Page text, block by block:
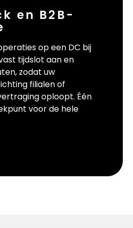
en B2B-
op een DC bij
tijdslot aan en
zodat uw
filialen of
oploopt. Één
voor de hele